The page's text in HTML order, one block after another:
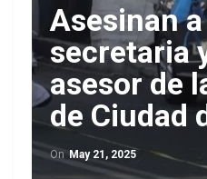
Asesinan
secretaria
asesor de
de Ciudad
On May 21, 2025